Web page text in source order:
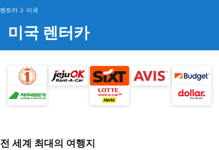
렌트카 미국
미국 렌터카
전 세계 최대의 여행지